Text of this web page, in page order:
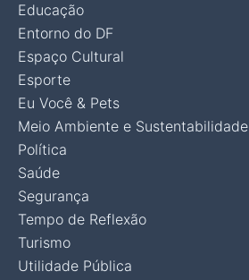
Educação
Entorno do DF
Espaço Cultural
Esporte
Eu Você & Pets
Meio Ambiente e Sustentabilidade
Política
Saúde
Segurança
Tempo de Reflexão
Turismo
Utilidade Pública